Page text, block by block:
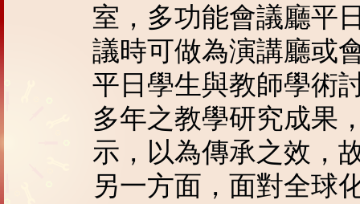
室，多功能會議廳平
議時可做為演講廳或
平日學生與教師學術
多年之教學研究成果
示，以為傳承之效，
另一方面，面對全球